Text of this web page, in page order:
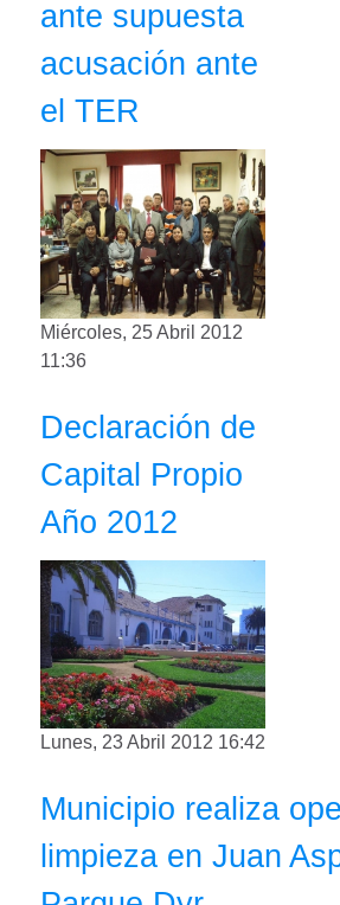
ante supuesta
acusación ante
el TER
Miércoles, 25 Abril 2012
11:36
Declaración de
Capital Propio
Año 2012
Lunes, 23 Abril 2012 16:42
Municipio realiza
limpieza en Juan